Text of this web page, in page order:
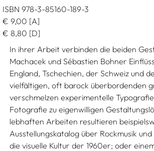
ISBN 978-3-85160-189-3
€ 9,00 [A]
€ 8,80 [D]
In ihrer Arbeit verbinden die beiden
Machacek und Sébastien Bohner
England, Tschechien, der Schweiz und
vielfältigen, oft barock überbordenden
verschmelzen experimentelle
Fotografie zu eigenwilligen
lebhaften Arbeiten resultieren
Ausstellungskatalog über Rockmusik
die visuelle Kultur der 1960er; oder